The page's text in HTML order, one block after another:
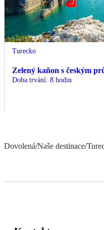
Turecko
Zelený kaňon s českým
Doba trvání: 8 hodin
Dovolená/Naše destinace/